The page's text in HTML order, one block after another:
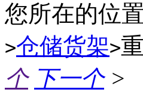
您所在的位置
>仓储货架>
个 下一个 >